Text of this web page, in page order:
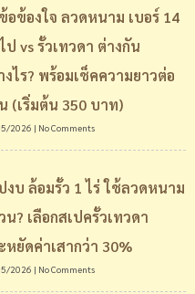
อข้องใจ ลวดหนาม เบอร์ 14
ป vs รั้วเทวดา ต่างกัน
งไร? พร้อมเช็คความยาวต่อ
(เริ่มต้น 350 บาท)
2026 No Comments
งบ ล้อมรั้ว 1 ไร่ ใช้ลวดหนาม
น? เลือกสเปครั้วเทวดา
หยัดค่าเสากว่า 30%
2026 No Comments